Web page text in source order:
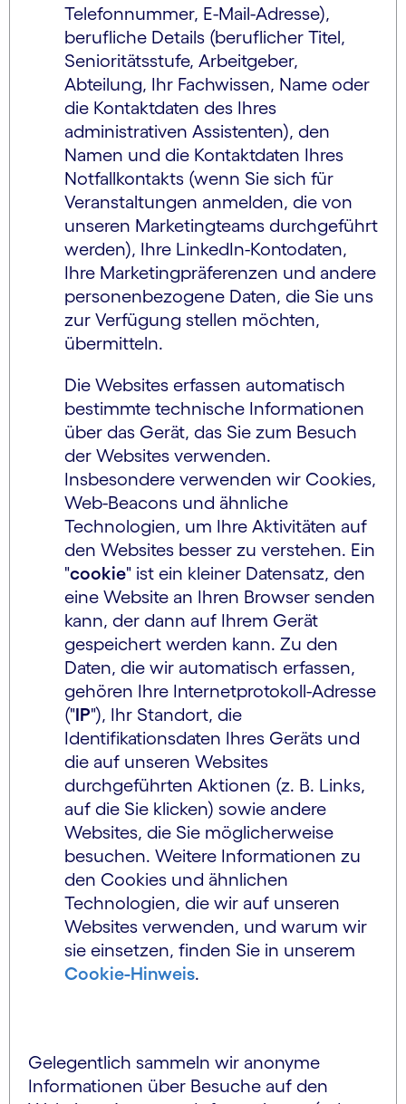
Telefonnummer, E-Mail-Adresse),
berufliche Details (beruflicher Titel,
Senioritätsstufe, Arbeitgeber,
Abteilung, Ihr Fachwissen, Name oder
die Kontaktdaten des Ihres
administrativen Assistenten), den
Namen und die Kontaktdaten Ihres
Notfallkontakts (wenn Sie sich für
Veranstaltungen anmelden, die von
unseren Marketingteams durchgeführt
werden), Ihre LinkedIn-Kontodaten,
Ihre Marketingpräferenzen und andere
personenbezogene Daten, die Sie uns
zur Verfügung stellen möchten,
übermitteln.
Die Websites erfassen automatisch
bestimmte technische Informationen
über das Gerät, das Sie zum Besuch
der Websites verwenden.
Insbesondere verwenden wir Cookies,
Web-Beacons und ähnliche
Technologien, um Ihre Aktivitäten auf
den Websites besser zu verstehen. Ein
"cookie" ist ein kleiner Datensatz, den
eine Website an Ihren Browser senden
kann, der dann auf Ihrem Gerät
gespeichert werden kann. Zu den
Daten, die wir automatisch erfassen,
gehören Ihre Internetprotokoll-Adresse
("IP"), Ihr Standort, die
Identifikationsdaten Ihres Geräts und
die auf unseren Websites
durchgeführten Aktionen (z. B. Links,
auf die Sie klicken) sowie andere
Websites, die Sie möglicherweise
besuchen. Weitere Informationen zu
den Cookies und ähnlichen
Technologien, die wir auf unseren
Websites verwenden, und warum wir
sie einsetzen, finden Sie in unserem
Cookie-Hinweis.
Gelegentlich sammeln wir anonyme
Informationen über Besuche auf den